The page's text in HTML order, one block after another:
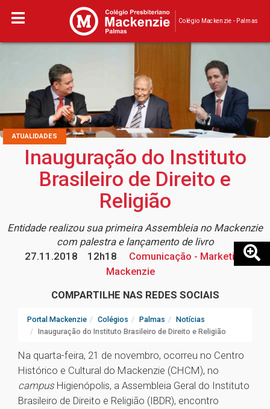
Colégio Mackenzie - Palmas
ATUALIDADES
Inauguração do Instituto
Brasileiro de Direito e
Religião
Entidade realizou sua primeira Assembleia no Mackenzie
com palestra e lançamento de livro
27.11.2018
12h18
Comunicação - Marketing
Mackenzie
COMPARTILHE NAS REDES SOCIAIS
Portal Mackenzie Colégios Palmas
Notícias
Inauguração do Instituto Brasileiro de Direito e Religião
Na quarta-feira, 21 de novembro, ocorreu no Centro
Histórico e Cultural do Mackenzie (CHCM), no
campus Higienópolis, a Assembleia Geral do Instituto
Brasileiro de Direito e Religião (IBDR), encontro